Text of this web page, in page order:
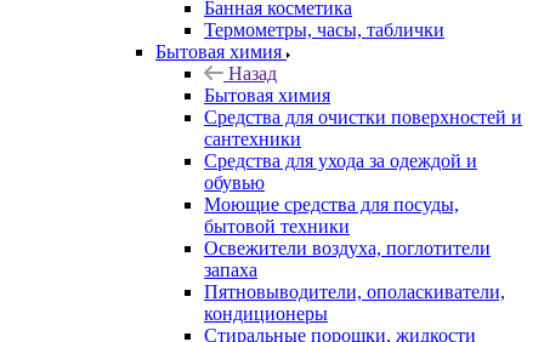
Банная косметика
Термометры, часы, таблички
Бытовая химия
Назад
Бытовая химия
Средства для очистки поверхностей и
сантехники
Средства для ухода за одеждой и
обувью
Моющие средства для посуды,
бытовой техники
Освежители воздуха, поглотители
запаха
Пятновыводители, ополаскиватели,
кондиционеры
Стиральные порошки, жидкости